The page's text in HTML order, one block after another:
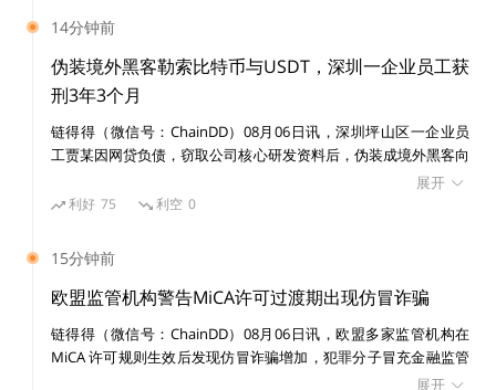
行，因此当它们的功能通过智能合约完全在链上执行时，
它们往往最有价值。
在设计实用代币系统时，考虑以下问题是有必要的：我们
试图解决的核心问题是什么？我们为谁解决？我们如何帮
助他们以正向的方式解决它？
实用代币的一些用例，以及由此产生的加密经济包括自动
化和信任最小化的贷款。
过去，以去中心化/信任最小化的方式执行交易策略（如
仓包括 UNI 34.16%、Ondo（ONDO）25.44%、Aave（AAVE）
19.97%、Ethena（ENA）12.19%、Curve DAO Token（CRV）
4.42%、Lido DAO（LDO）3.82%。
14分钟前
伪装境外黑客勒索比特币与USDT，深圳一企业员工获
刑3年3个月
链得得（微信号：ChainDD）08月06日讯，深圳坪山区一企业员
工贾某因网贷负债，窃取公司核心研发资料后，伪装成境外黑客向
企业发送勒索邮件，先后索要 0.88 枚比特币、0.8 枚比特币及 9 万
枚 USDT 作为赎金。企业未支付赎金并报警，贾某最终因敲诈勒索
理过程中，检察机关认定，比特币、泰达币虽非法定货币，但属于
具有财产价值的虚拟资产，涉案虚拟货币价值 63 万余元，可作为
犯罪数额认定依据。
展开
利好 75 利空 0
15分钟前
欧盟监管机构警告MiCA许可过渡期出现仿冒诈骗
链得得（微信号：ChainDD）08月06日讯，欧盟多家监管机构在
MiCA 许可规则生效后发现仿冒诈骗增加，犯罪分子冒充金融监管
机构和加密企业，针对未能取得欧盟许可的加密服务商客户，通过
展开